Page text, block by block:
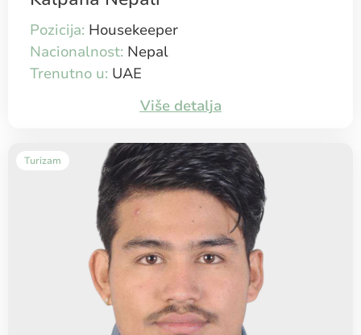
Pozicija: Housekeeper
Nacionalnost: Nepal
Trenutno u: UAE
Više detalja
Turizam